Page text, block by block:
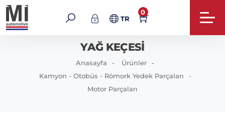
TR
0
YAĞ KEÇESI
Anasayfa
Ürünler
Kamyon - Otobüs - Römork Yedek Parçaları
Motor Parçaları